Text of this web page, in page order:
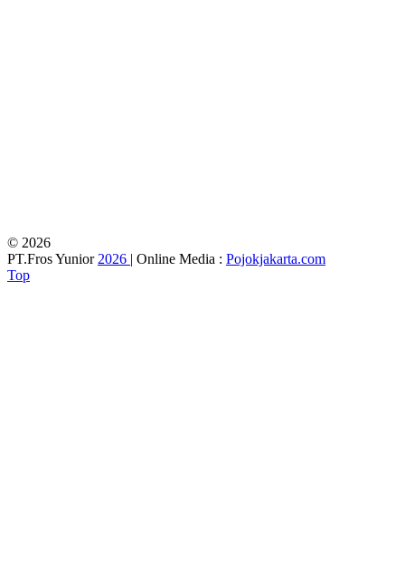
© 2026
PT.Fros Yunior2026 | Online Media : Pojokjakarta.com
Top